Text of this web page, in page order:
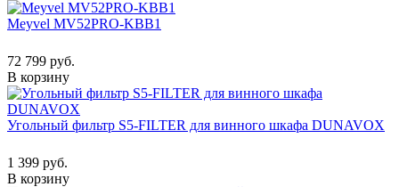
Meyvel MV52PRO-KBB1
72 799 руб.
В корзину
Угольный фильтр S5-FILTER для винного шкафа DUNAVOX
1 399 руб.
В корзину